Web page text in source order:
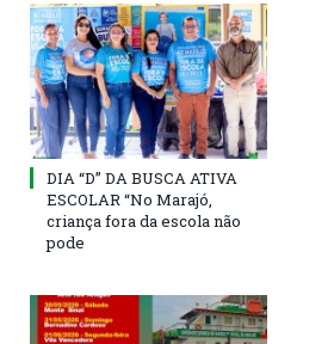
DIA “D” DA BUSCA ATIVA
ESCOLAR “No Marajó,
criança fora da escola não
pode